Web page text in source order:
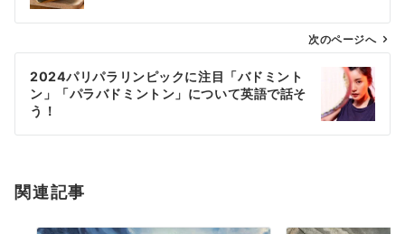
ン
次のページへ
2024パリパラリンピックに注目「バドミント
ン」「パラバドミントン」について英語で話そ
う！
関連記事